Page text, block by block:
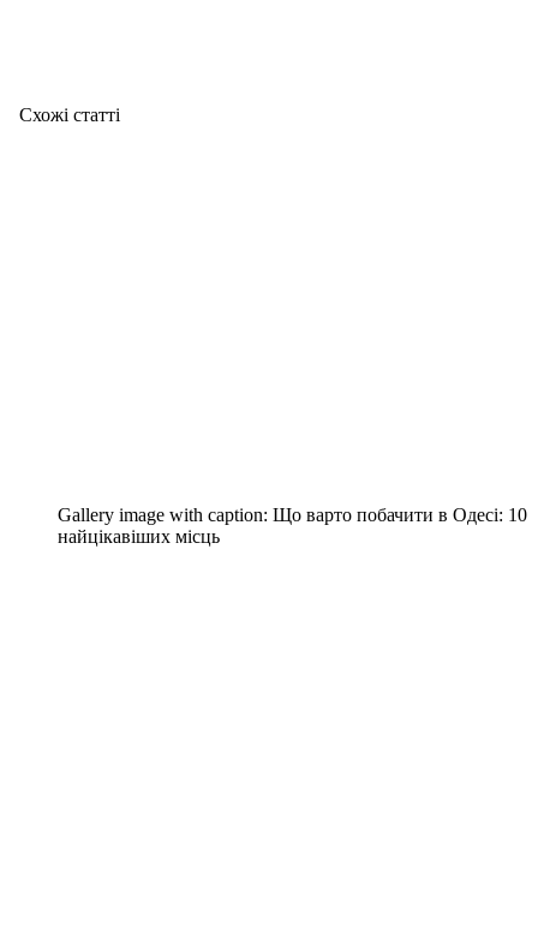
Схожі статтi
Gallery image with caption: Що варто побачити в Одесі: 10
найцікавіших місць